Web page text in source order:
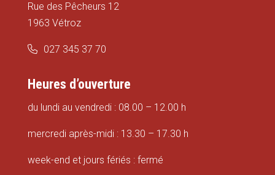
Rue des Pêcheurs 12
1963 Vétroz
027 345 37 70
Heures d’ouverture
du lundi au vendredi : 08.00 – 12.00 h
mercredi après-midi : 13.30 – 17.30 h
week-end et jours fériés : fermé